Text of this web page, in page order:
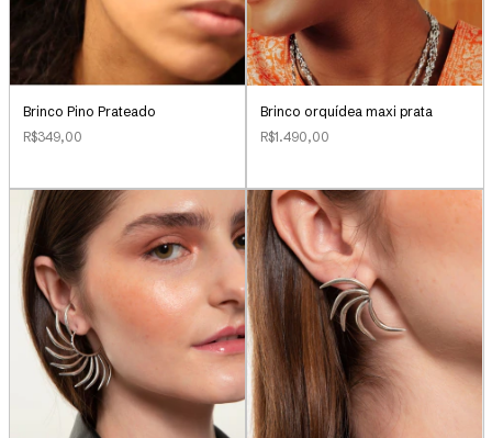
Brinco Pino Prateado
R$349,00
Brinco orquídea maxi prata
R$1.490,00